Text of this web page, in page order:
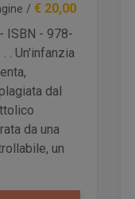
/€ 20,00
ISBN - 978-
. Un'infanzia
dal
da una
un